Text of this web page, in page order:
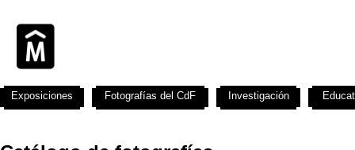
Exposiciones Fotografías del CdF Investigación